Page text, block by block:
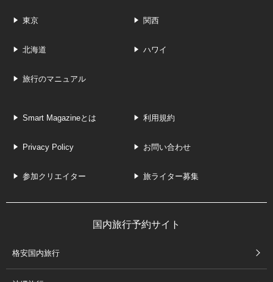
東京 関西
北海道 ハワイ
旅行のマニュアル
Smart Magazineとは 利用規約
Privacy Policy お問い合わせ
参加クリエイター 旅ライター募集
国内旅行予約サイト
格安国内旅行